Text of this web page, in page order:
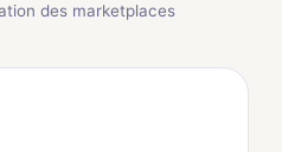
des marketplaces